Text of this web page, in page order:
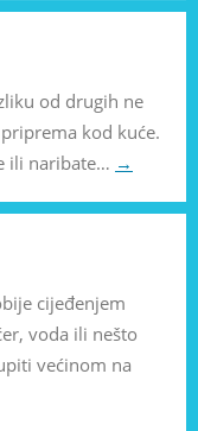
od drugih ne
kod kuće.
ili naribate… →
cijeđenjem
voda ili nešto
većinom na